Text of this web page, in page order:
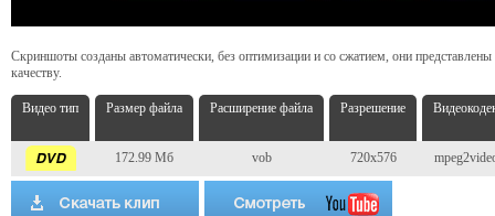
Скриншоты созданы автоматически, без оптимизации и со сжатием, они
качеству.
Видео тип Размер файла Расширение файла Разрешение
172.99 Мб vob 720x576